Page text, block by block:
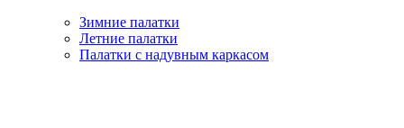
Зимние палатки
Летние палатки
Палатки с надувным каркасом